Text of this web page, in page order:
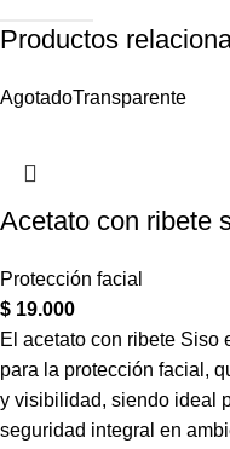
Productos
AgotadoTransparente
Acetato con ribete
Protección facial
$ 19.000
El acetato con ribete Siso
para la protección facial,
y visibilidad, siendo ideal
seguridad integral en